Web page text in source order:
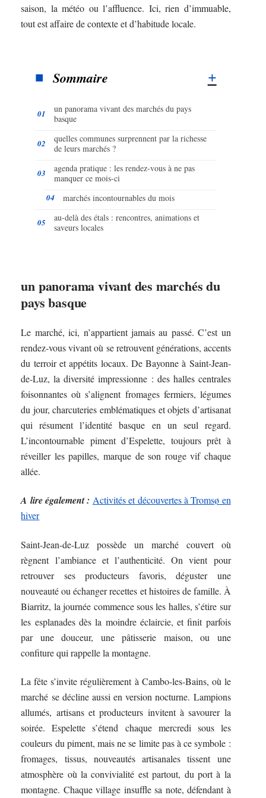
saison, la météo ou l’affluence. Ici, rien d’immuable,
tout est affaire de contexte et d’habitude locale.
Sommaire
un panorama vivant des marchés du pays
basque
quelles communes surprennent par la richesse
de leurs marchés ?
agenda pratique : les rendez-vous à ne pas
manquer ce mois-ci
marchés incontournables du mois
au-delà des étals : rencontres, animations et
saveurs locales
un panorama vivant des marchés du
pays basque
Le marché, ici, n’appartient jamais au passé. C’est un
rendez-vous vivant où se retrouvent générations, accents
du terroir et appétits locaux. De Bayonne à Saint-Jean-
de-Luz, la diversité impressionne : des halles centrales
foisonnantes où s’alignent fromages fermiers, légumes
du jour, charcuteries emblématiques et objets d’artisanat
qui résument l’identité basque en un seul regard.
L’incontournable piment d’Espelette, toujours prêt à
réveiller les papilles, marque de son rouge vif chaque
allée.
A lire également : Activités et découvertes à Tromsø en
hiver
Saint-Jean-de-Luz possède un marché couvert où
règnent l’ambiance et l’authenticité. On vient pour
retrouver ses producteurs favoris, déguster une
nouveauté ou échanger recettes et histoires de famille. À
Biarritz, la journée commence sous les halles, s’étire sur
les esplanades dès la moindre éclaircie, et finit parfois
par une douceur, une pâtisserie maison, ou une
confiture qui rappelle la montagne.
La fête s’invite régulièrement à Cambo-les-Bains, où le
marché se décline aussi en version nocturne. Lampions
allumés, artisans et producteurs invitent à savourer la
soirée. Espelette s’étend chaque mercredi sous les
couleurs du piment, mais ne se limite pas à ce symbole :
fromages, tissus, nouveautés artisanales tissent une
atmosphère où la convivialité est partout, du port à la
montagne. Chaque village insuffle sa note, défendant à